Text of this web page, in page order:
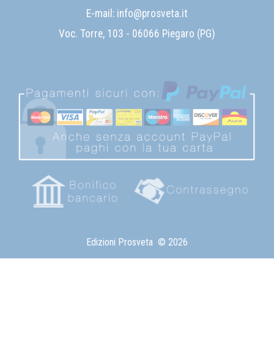
E-mail: info@prosveta.it
Voc. Torre, 103 - 06066 Piegaro (PG)
Edizioni Prosveta © 2026